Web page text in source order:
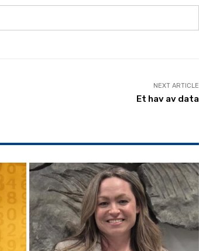
NEXT ARTICLE
Et hav av data